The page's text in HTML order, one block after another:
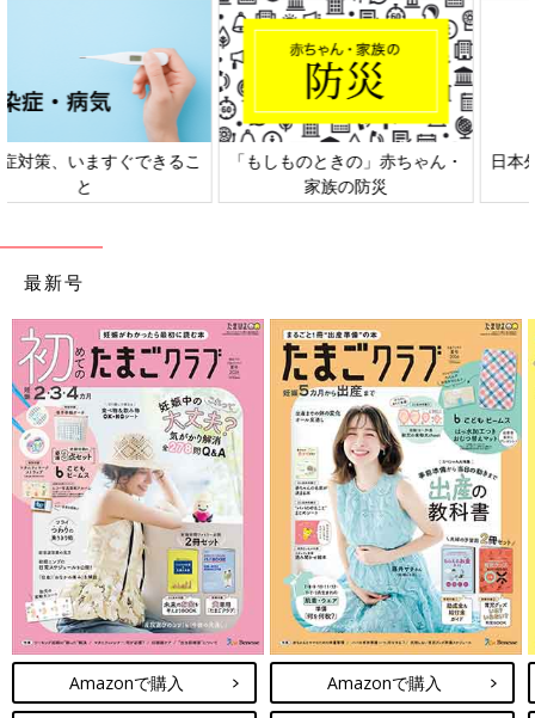
日本外来小児科学会リーフレッ
六星占術 細木かおりさんの人生
相談
最新号
Amazonで購入 Amazonで購入